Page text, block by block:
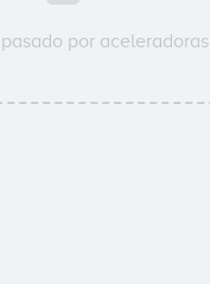
por aceleradoras